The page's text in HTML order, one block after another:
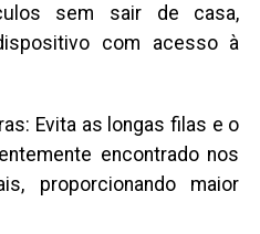
sem sair de casa,
com acesso à
Evita as longas filas e o
encontrado nos
proporcionando maior